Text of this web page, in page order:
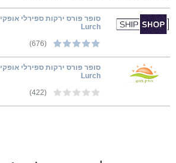
סופר פורס ירקות ספירלי אופקי
Lurch
(676)
סופר פורס ירקות ספירלי אופקי
Lurch
(422)